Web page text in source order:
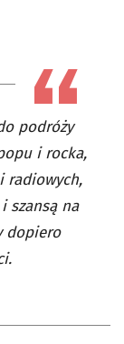
podróży
i rocka,
radiowych,
szansą na
dopiero